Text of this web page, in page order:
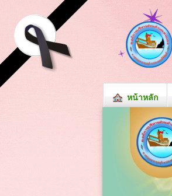
หน้าหลัก